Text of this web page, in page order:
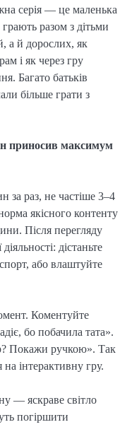
серія — це маленька
грають разом з дітьми
а й дорослих, як
і як через гру
Багато батьків
більше грати з
приносив максимум
раз, не частіше 3–4
якісного контенту
Після перегляду
дістаньте
або влаштуйте
Коментуйте
бо побачила тата».
Покажи ручкою». Так
інтерактивну гру.
— яскраве світло
погіршити